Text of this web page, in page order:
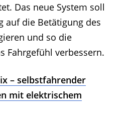
Das neue System soll
auf die Betätigung des
und so die
Fahrgefühl verbessern.
– selbstfahrender
mit elektrischem